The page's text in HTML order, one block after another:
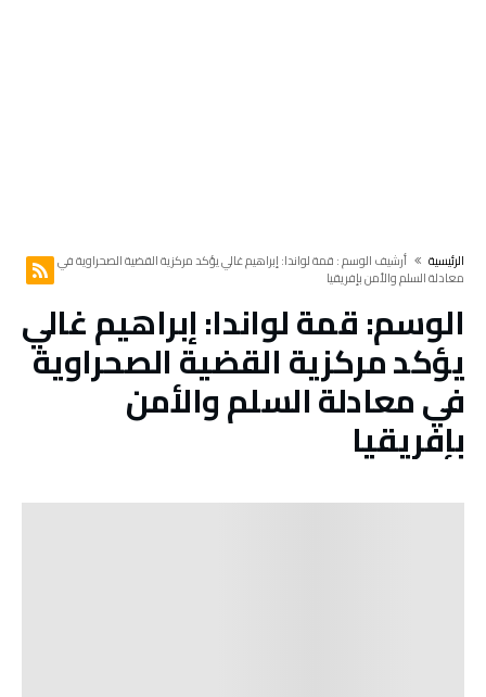
‫الرئيسية‬
‫أرشيف الوسم :‬ قمة لواندا: إبراهيم غالي يؤكد مركزية القضية الصحراوية في
معادلة السلم والأمن بإفريقيا
الوسم:قمة لواندا: إبراهيم غالي
يؤكد مركزية القضية الصحراوية
في معادلة السلم والأمن
بإفريقيا